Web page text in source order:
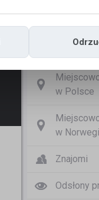
Nazwa
w Polsce
w
Znajomi
Odsłony